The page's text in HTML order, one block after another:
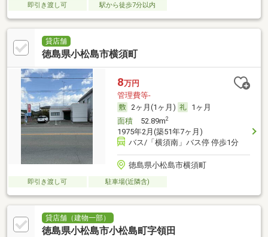
即引き渡し可 駅から徒歩7分以内
貸店舗
徳島県小松島市横須町
8万円
管理費等-
2ヶ月(1ヶ月)
1ヶ月
面積52.89m2
1975年2月(築51年7ヶ月)
バス/「横須南」バス停 停歩1分
徳島県小松島市横須町
即引き渡し可 駐車場(近隣含)
貸店舗（建物一部）
徳島県小松島市小松島町字領田